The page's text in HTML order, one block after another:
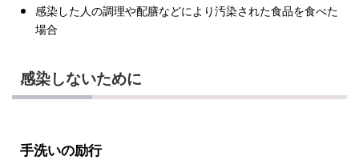
感染した人の調理や配膳などにより汚染された食品を食べた
場合
感染しないために
手洗いの励行